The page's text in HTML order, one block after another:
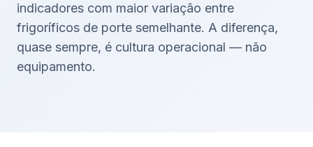
indicadores com maior variação entre
frigoríficos de porte semelhante. A diferença,
quase sempre, é cultura operacional — não
equipamento.